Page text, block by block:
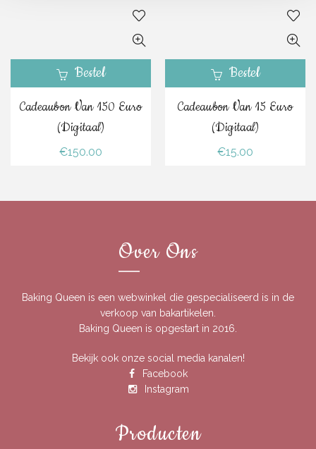
Bestel
Cadeaubon Van 150 Euro
(digitaal)
€150.00
Bestel
Cadeaubon Van 15 Euro
(digitaal)
€15.00
Over Ons
Baking Queen is een webwinkel die gespecialiseerd is in de
verkoop van bakartikelen.
Baking Queen is opgestart in 2016.
Bekijk ook onze social media kanalen!
Facebook
Instagram
Producten